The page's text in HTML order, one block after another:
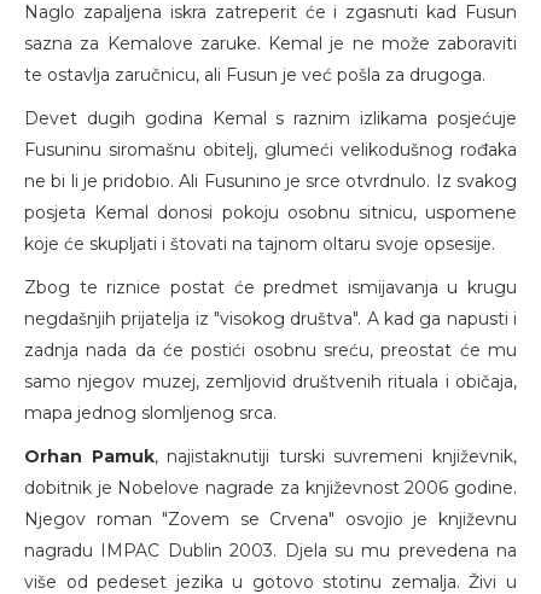
Naglo zapaljena iskra zatreperit će i zgasnuti kad Fusun
sazna za Kemalove zaruke. Kemal je ne može zaboraviti
te ostavlja zaručnicu, ali Fusun je već pošla za drugoga.
Devet dugih godina Kemal s raznim izlikama posjećuje
Fusuninu siromašnu obitelj, glumeći velikodušnog rođaka
ne bi li je pridobio. Ali Fusunino je srce otvrdnulo. Iz svakog
posjeta Kemal donosi pokoju osobnu sitnicu, uspomene
koje će skupljati i štovati na tajnom oltaru svoje opsesije.
Zbog te riznice postat će predmet ismijavanja u krugu
negdašnjih prijatelja iz "visokog društva". A kad ga napusti i
zadnja nada da će postići osobnu sreću, preostat će mu
samo njegov muzej, zemljovid društvenih rituala i običaja,
mapa jednog slomljenog srca.
Orhan Pamuk, najistaknutiji turski suvremeni književnik,
dobitnik je Nobelove nagrade za književnost 2006 godine.
Njegov roman "Zovem se Crvena" osvojio je književnu
nagradu IMPAC Dublin 2003. Djela su mu prevedena na
više od pedeset jezika u gotovo stotinu zemalja. Živi u